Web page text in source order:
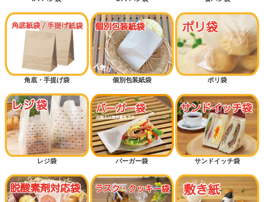
角底・手提げ袋 個別包装紙袋 ポリ袋
レジ袋 バーガー袋 サンドイッチ袋